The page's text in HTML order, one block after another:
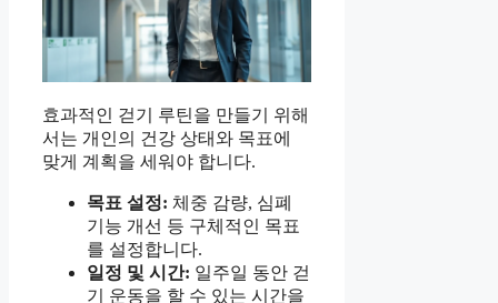
효과적인 걷기 루틴을 만들기 위해
서는 개인의 건강 상태와 목표에
맞게 계획을 세워야 합니다.
목표 설정: 체중 감량, 심폐
기능 개선 등 구체적인 목표
를 설정합니다.
일정 및 시간: 일주일 동안 걷
기 운동을 할 수 있는 시간을